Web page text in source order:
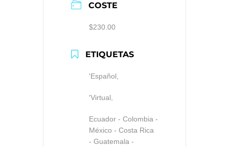
COSTE
$230.00
ETIQUETAS
'Español,
'Virtual,
Ecuador - Colombia -
México - Costa Rica
- Guatemala -